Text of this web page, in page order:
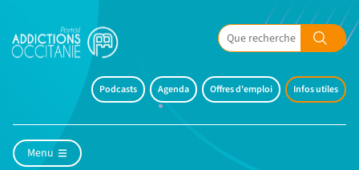
Podcasts Agenda Offres d'emploi Infos utiles
Menu